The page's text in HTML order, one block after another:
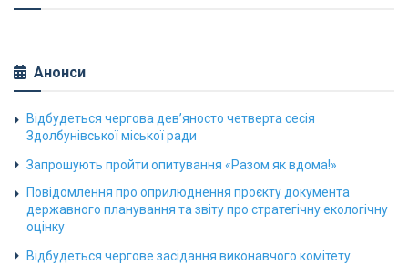
Анонси
Відбудеться чергова дев’яносто четверта сесія
Здолбунівської міської ради
Запрошують пройти опитування «Разом як вдома!»
Повідомлення про оприлюднення проєкту документа
державного планування та звіту про стратегічну екологічну
оцінку
Відбудеться чергове засідання виконавчого комітету